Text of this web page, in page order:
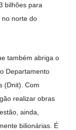
bilhões para
no norte do
também abriga o
Departamento
(Dnit). Com
realizar obras
ainda,
bilionárias. É